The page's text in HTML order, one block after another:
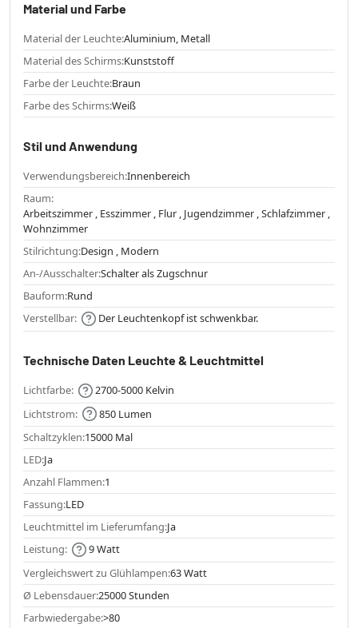
Material und Farbe
Material der Leuchte:Aluminium, Metall
Material des Schirms:Kunststoff
Farbe der Leuchte:Braun
Farbe des Schirms:Weiß
Stil und Anwendung
Verwendungsbereich:Innenbereich
Raum:
Arbeitszimmer , Esszimmer , Flur , Jugendzimmer , Schlafzimmer ,
Wohnzimmer
Stilrichtung:Design , Modern
An-/Ausschalter:Schalter als Zugschnur
Bauform:Rund
Verstellbar:
Der Leuchtenkopf ist schwenkbar.
Technische Daten Leuchte & Leuchtmittel
Lichtfarbe:
2700-5000 Kelvin
Lichtstrom:
850 Lumen
Schaltzyklen:15000 Mal
LED:Ja
Anzahl Flammen:1
Fassung:LED
Leuchtmittel im Lieferumfang:Ja
Leistung:
9 Watt
Vergleichswert zu Glühlampen:63 Watt
Ø Lebensdauer:25000 Stunden
Farbwiedergabe:>80